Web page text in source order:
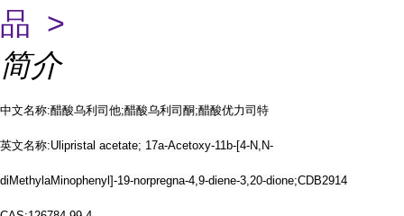
品 >
简介
中文名称:醋酸乌利司他;醋酸乌利司酮;醋酸优力司特
英文名称:Ulipristal acetate; 17a-Acetoxy-11b-[4-N,N-
diMethylaMinophenyl]-19-norpregna-4,9-diene-3,20-dione;CDB2914